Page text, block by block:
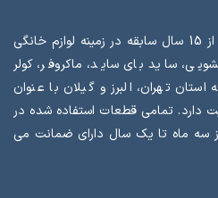
مجموعه مدرن سرویس با بیش از 15 سال سابقه در زمینه لوازم خانگی
ساید بای ساید، ماکروفر، کولر
تهران، البرز و گیلان با عنوان
دارد. تمامی قطعات استفاده شده در
سه ماه تا یک سال دارای ضمانت می